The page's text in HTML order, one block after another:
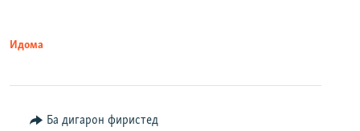
Идома
Ба дигарон фиристед